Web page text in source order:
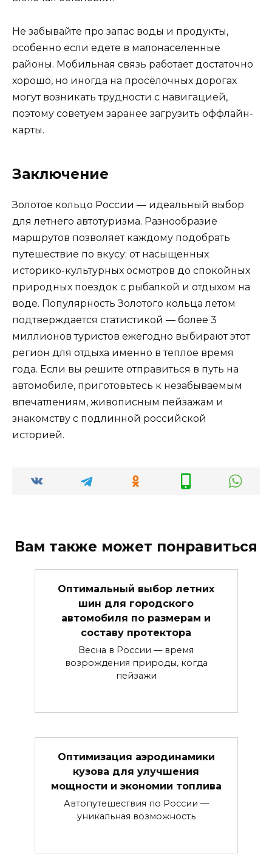
Не забывайте про запас воды и продукты,
особенно если едете в малонаселенные
районы. Мобильная связь работает достаточно
хорошо, но иногда на просёлочных дорогах
могут возникать трудности с навигацией,
поэтому советуем заранее загрузить оффлайн-
карты.
Заключение
Золотое кольцо России — идеальный выбор
для летнего автотуризма. Разнообразие
маршрутов позволяет каждому подобрать
путешествие по вкусу: от насыщенных
историко-культурных осмотров до спокойных
природных поездок с рыбалкой и отдыхом на
воде. Популярность Золотого кольца летом
подтверждается статистикой — более 3
миллионов туристов ежегодно выбирают этот
регион для отдыха именно в теплое время
года. Если вы решите отправиться в путь на
автомобиле, приготовьтесь к незабываемым
впечатлениям, живописным пейзажам и
знакомству с подлинной российской
историей.
Вам также может понравиться
Оптимальный выбор летних
шин для городского
автомобиля по размерам и
составу протектора
Весна в России — время
возрождения природы, когда
пейзажи
Оптимизация аэродинамики
кузова для улучшения
мощности и экономии топлива
Автопутешествия по России —
уникальная возможность